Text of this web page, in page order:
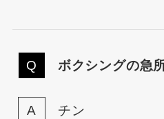
ボクシングの急
チン